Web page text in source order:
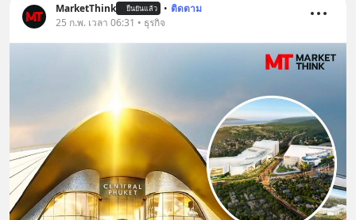
MarketThink ยืนยันแล้ว • ติดตาม
25 ก.พ. เวลา 06:31 • ธุรกิจ